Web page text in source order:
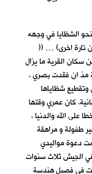
الشظايا في وجهه
تارة اخرى) … ((
سكان القرية ما يزال
مذ ان فقدت بصري ،
وتقطيع شظاياها
كان عمري وقتها
الله والدنيا ،
طفولة و مراهقة
دعوة مواليدي
في الجيش ثلاث سنوات
في فصيل هندسة